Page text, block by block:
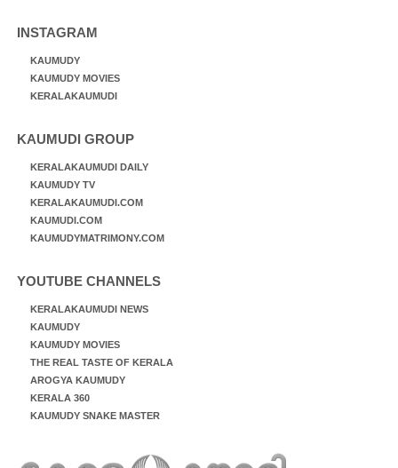
INSTAGRAM
KAUMUDY
KAUMUDY MOVIES
KERALAKAUMUDI
KAUMUDI GROUP
KERALAKAUMUDI DAILY
KAUMUDY TV
KERALAKAUMUDI.COM
KAUMUDI.COM
KAUMUDYMATRIMONY.COM
YOUTUBE CHANNELS
KERALAKAUMUDI NEWS
KAUMUDY
KAUMUDY MOVIES
THE REAL TASTE OF KERALA
AROGYA KAUMUDY
KERALA 360
KAUMUDY SNAKE MASTER